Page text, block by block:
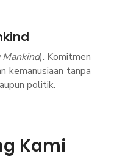
). Komitmen
kemanusiaan tanpa
politik.
Kami